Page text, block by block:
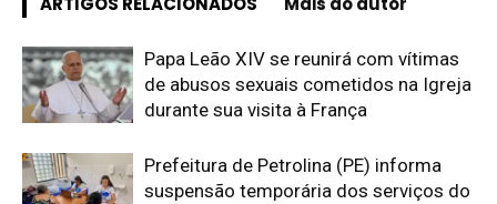
Papa Leão XIV se reunirá com vítimas
de abusos sexuais cometidos na Igreja
durante sua visita à França
Prefeitura de Petrolina (PE) informa
suspensão temporária dos serviços do